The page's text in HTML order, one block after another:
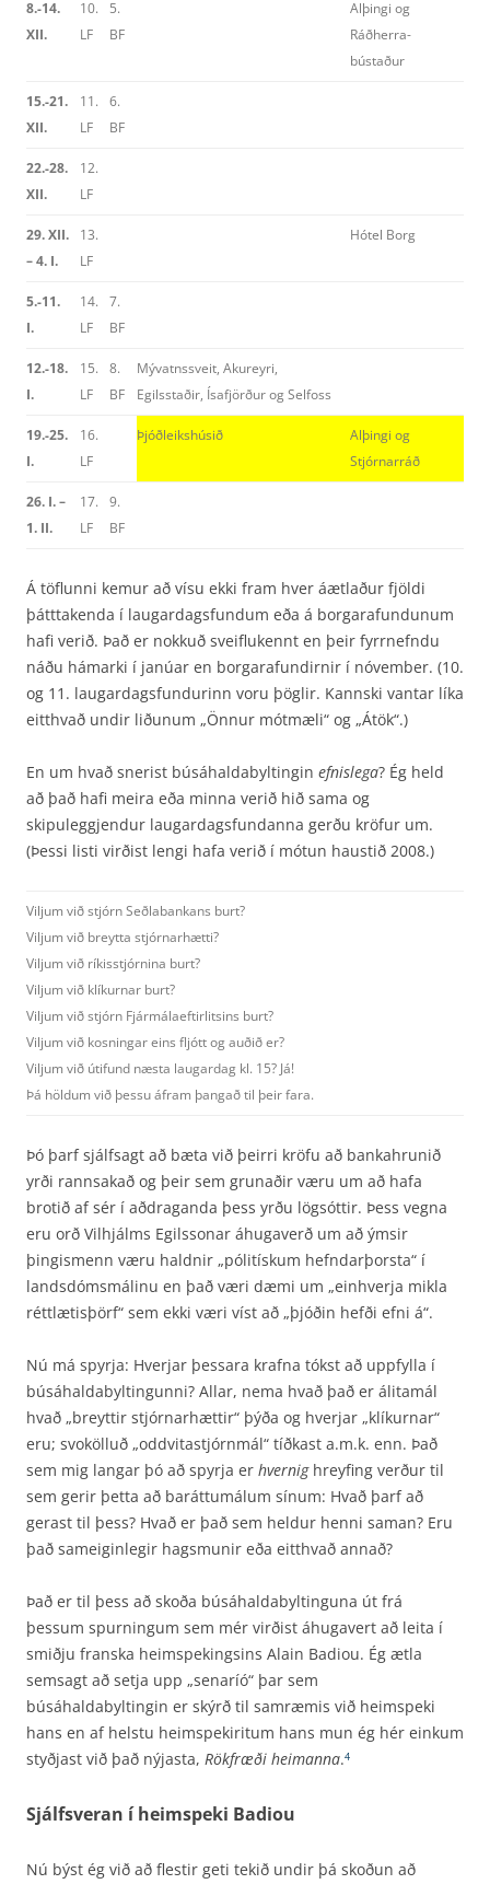
8.-14.
XII.
10.
LF
5.
BF
Alþingi og
Ráðherra­
bústaður
15.-21.
XII.
11.
LF
6.
BF
22.-28.
XII.
12.
LF
29. XII.
– 4. I.
13.
LF
Hótel Borg
5.-11.
I.
14.
LF
7.
BF
12.-18.
I.
15.
LF
8.
BF
Mývatnssveit, Akureyri,
Egilsstaðir, Ísafjörður og Selfoss
19.-25.
I.
16.
LF
Þjóðleikshúsið
Alþingi og
Stjórnarráð
26. I. –
1. II.
17.
LF
9.
BF
Á töflunni kemur að vísu ekki fram hver áætlaður fjöldi
þátttakenda í laugardagsfundum eða á borgarafundunum
hafi verið. Það er nokkuð sveiflukennt en þeir fyrrnefndu
náðu hámarki í janúar en borgarafundirnir í nóvember. (10.
og 11. laugardagsfundurinn voru þöglir. Kannski vantar líka
eitthvað undir liðunum „Önnur mótmæli“ og „Átök“.)
En um hvað snerist búsáhaldabyltingin efnislega? Ég held
að það hafi meira eða minna verið hið sama og
skipuleggjendur laugardagsfundanna gerðu kröfur um.
(Þessi listi virðist lengi hafa verið í mótun haustið 2008.)
Viljum við stjórn Seðlabankans burt?
Viljum við breytta stjórnarhætti?
Viljum við ríkisstjórnina burt?
Viljum við klíkurnar burt?
Viljum við stjórn Fjármálaeftirlitsins burt?
Viljum við kosningar eins fljótt og auðið er?
Viljum við útifund næsta laugardag kl. 15? Já!
Þá höldum við þessu áfram þangað til þeir fara.
Þó þarf sjálfsagt að bæta við þeirri kröfu að bankahrunið
yrði rannsakað og þeir sem grunaðir væru um að hafa
brotið af sér í aðdraganda þess yrðu lögsóttir. Þess vegna
eru orð Vilhjálms Egilssonar áhugaverð um að ýmsir
þingismenn væru haldnir „pólitískum hefndarþorsta“ í
lands­dómsmálinu en það væri dæmi um „einhverja mikla
réttlætisþörf“ sem ekki væri víst að „þjóðin hefði efni á“.
Nú má spyrja: Hverjar þessara krafna tókst að uppfylla í
búsáhaldabyltingunni? Allar, nema hvað það er álitamál
hvað „breyttir stjórnarhættir“ þýða og hverjar „klíkurnar“
eru; svokölluð „oddvita­stjórnmál“ tíðkast a.m.k. enn. Það
sem mig langar þó að spyrja er hvernighreyfing verður til
sem gerir þetta að baráttumálum sínum: Hvað þarf að
gerast til þess? Hvað er það sem heldur henni saman? Eru
það sameiginlegir hagsmunir eða eitthvað annað?
Það er til þess að skoða búsáhaldabyltinguna út frá
þessum spurningum sem mér virðist áhugavert að leita í
smiðju franska heimspekingsins Alain Badiou. Ég ætla
semsagt að setja upp „senaríó“ þar sem
búsáhaldabyltingin er skýrð til samræmis við heimspeki
hans en af helstu heimspekiritum hans mun ég hér einkum
styðjast við það nýjasta, Rökfræði heimanna.4
Sjálfsveran í heimspeki Badiou
Nú býst ég við að flestir geti tekið undir þá skoðun að